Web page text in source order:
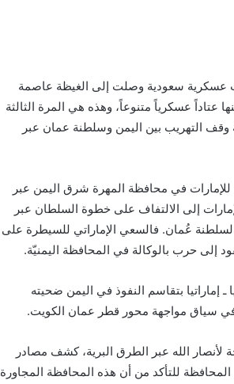
تحمل معدات عسكرية سعودية وصلت إلى الغيظة عاصمة
عسكرياً متنوعاً، وهذه هي المرة الثالثة
وقف التهريب بين اليمن وسلطنة عمان عبر
في محافظة المهرة شرق اليمن عبر
إلى الالتفاف على خطوة السلطان عبر
عُمان. فالسعي الإماراتي للسيطرة على
إلى حرب بالوكالة في المحافظة اليمنيّة.
إماراتيا بتقاسم النفوذ في اليمن ضحيته
سياق مواجهة محور قطر عمان الكويت.
لأنصار الله عبر الطرق البرية، كشف مصادر
للتأكد من أن هذه المحافظة المجاورة